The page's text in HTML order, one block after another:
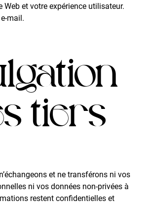
Web et votre expérience utilisateur.
mail.
tiers
et ne transférons ni vos
ni vos données non-privées à
restent confidentielles et